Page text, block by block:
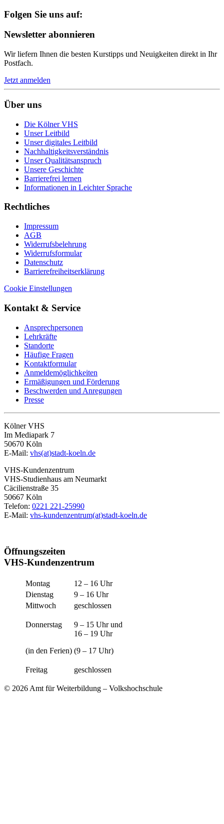
Folgen Sie uns auf:
Newsletter abonnieren
Wir liefern Ihnen die besten Kurstipps und Neuigkeiten direkt in Ihr
Postfach.
Jetzt anmelden
Über uns
Die Kölner VHS
Unser Leitbild
Unser digitales Leitbild
Nachhaltigkeitsverständnis
Unser Qualitätsanspruch
Unsere Geschichte
Barrierefrei lernen
Informationen in Leichter Sprache
Rechtliches
Impressum
AGB
Widerrufsbelehrung
Widerrufsformular
Datenschutz
Barrierefreiheitserklärung
Cookie Einstellungen
Kontakt & Service
Ansprechpersonen
Lehrkräfte
Standorte
Häufige Fragen
Kontaktformular
Anmeldemöglichkeiten
Ermäßigungen und Förderung
Beschwerden und Anregungen
Presse
Kölner VHS
Im Mediapark 7
50670 Köln
E-Mail: vhs(at)stadt-koeln.de
VHS-Kundenzentrum
VHS-Studienhaus am Neumarkt
Cäcilienstraße 35
50667 Köln
Telefon: 0221 221-25990
E-Mail: vhs-kundenzentrum(at)stadt-koeln.de
Öffnungszeiten
VHS-Kundenzentrum
Montag
12 – 16 Uhr
Dienstag
9 – 16 Uhr
Mittwoch
geschlossen
Donnerstag
(in den Ferien)
9 – 15 Uhr und
16 – 19 Uhr
(9 – 17 Uhr)
Freitag geschlossen
© 2026 Amt für Weiterbildung – Volkshochschule